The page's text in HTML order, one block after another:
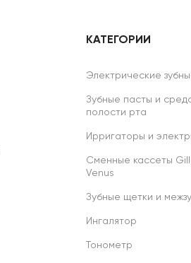
КАТЕГОРИИ
Электрические
Зубные пасты и
полости рта
Ирригаторы и
Сменные кассеты
Venus
Зубные щетки и
Ингалятор
Тонометр